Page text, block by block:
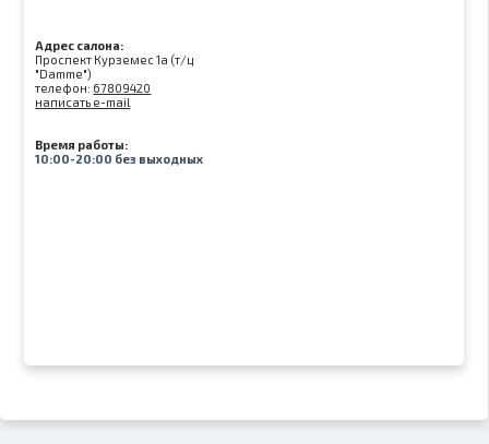
Адрес салона:
Проспект Курземес 1а (т/ц
"Damme")
телефон: 67809420
написать e-mail
Время работы:
10:00-20:00 без выходных